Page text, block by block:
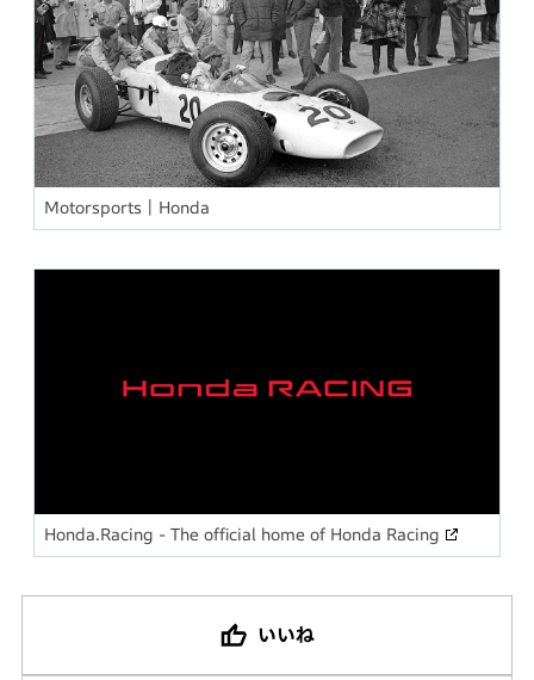
Motorsports｜Honda
Honda.Racing - The official home of Honda Racing
いいね